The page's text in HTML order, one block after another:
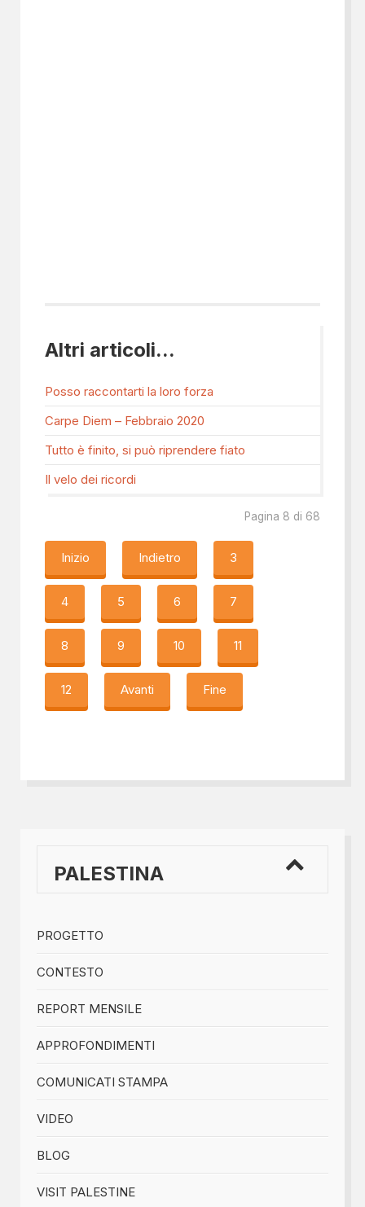
Altri articoli...
Posso raccontarti la loro forza
Carpe Diem – Febbraio 2020
Tutto è finito, si può riprendere fiato
Il velo dei ricordi
Pagina 8 di 68
Inizio Indietro 3
4 5 6 7
8 9 10 11
12 Avanti Fine
PALESTINA
PROGETTO
CONTESTO
REPORT MENSILE
APPROFONDIMENTI
COMUNICATI STAMPA
VIDEO
BLOG
VISIT PALESTINE